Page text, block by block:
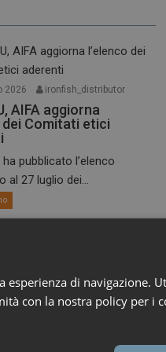
2026 ironfish_distributor
AIFA aggiorna
dei Comitati etici
ha pubblicato l’elenco
al 27 luglio dei...
di navigazione.
con la nostra policy per i